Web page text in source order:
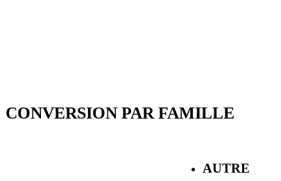
CONVERSION PAR FAMILLE
AUTRE